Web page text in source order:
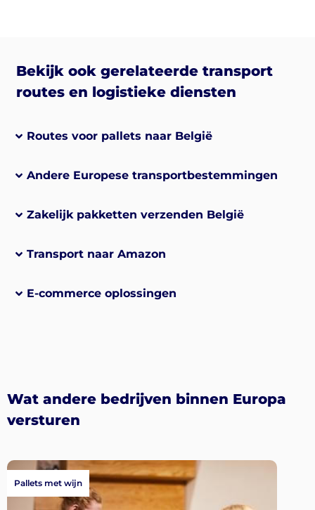
Bekijk ook gerelateerde transport
routes en logistieke diensten
Routes voor pallets naar België
Andere Europese transportbestemmingen
Zakelijk pakketten verzenden België
Transport naar Amazon
E-commerce oplossingen
Wat andere bedrijven binnen Europa
versturen
Pallets met wijn